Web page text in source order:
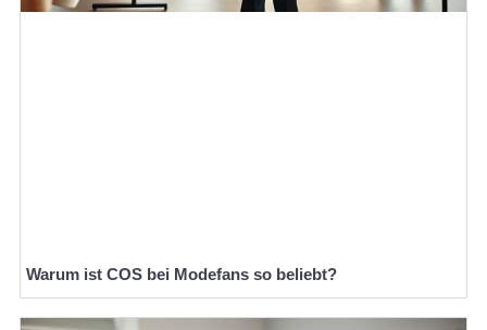
Warum ist COS bei Modefans so beliebt?